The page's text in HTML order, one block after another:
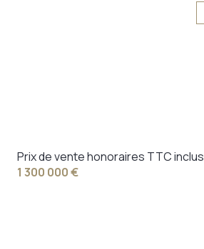
Prix de vente honoraires TTC inclus
1 300 000 €